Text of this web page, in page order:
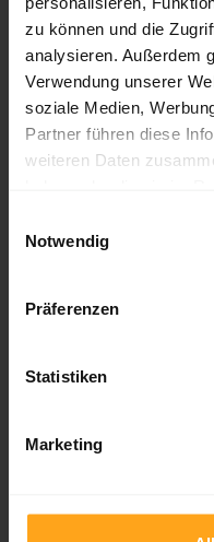
zu können und die
analysieren. Außerdem
Verwendung unserer
soziale Medien,
Partner führen diese
weiteren Daten
Notwendig
Präferenzen
Statistiken
Marketing
Höchst-
Die Tabelle zeigt die
Pelletspreise für
Datum zeigt, wann
4 Wochen
3 Monate